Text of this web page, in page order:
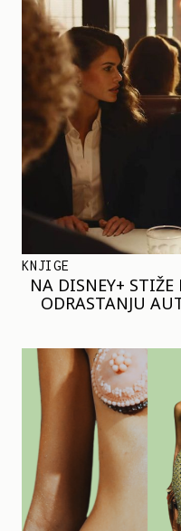
KNJIGE
NA DISNEY+
ODRASTANJU